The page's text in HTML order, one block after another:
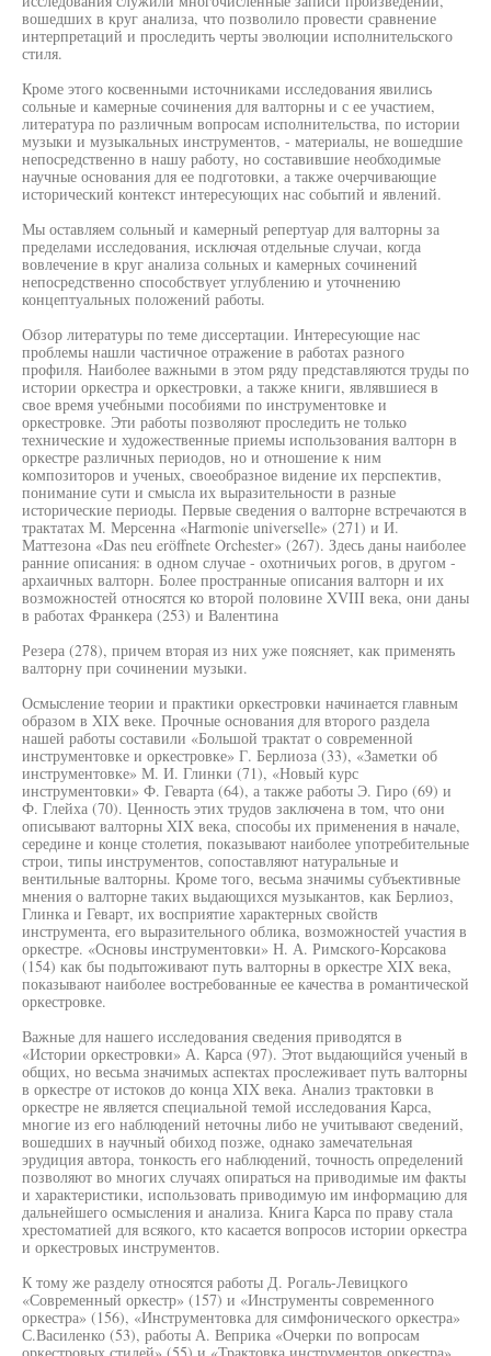
вошедших в круг анализа, что позволило провести сравнение
интерпретаций и проследить черты эволюции исполнительского
стиля.
Кроме этого косвенными источниками исследования явились
сольные и камерные сочинения для валторны и с ее участием,
литература по различным вопросам исполнительства, по истории
музыки и музыкальных инструментов, - материалы, не вошедшие
непосредственно в нашу работу, но составившие необходимые
научные основания для ее подготовки, а также очерчивающие
исторический контекст интересующих нас событий и явлений.
Мы оставляем сольный и камерный репертуар для валторны за
пределами исследования, исключая отдельные случаи, когда
вовлечение в круг анализа сольных и камерных сочинений
непосредственно способствует углублению и уточнению
концептуальных положений работы.
Обзор литературы по теме диссертации. Интересующие нас
проблемы нашли частичное отражение в работах разного
профиля. Наиболее важными в этом ряду представляются труды по
истории оркестра и оркестровки, а также книги, являвшиеся в
свое время учебными пособиями по инструментовке и
оркестровке. Эти работы позволяют проследить не только
технические и художественные приемы использования валторн в
оркестре различных периодов, но и отношение к ним
композиторов и ученых, своеобразное видение их перспектив,
понимание сути и смысла их выразительности в разные
исторические периоды. Первые сведения о валторне встречаются в
трактатах М. Мерсенна «Harmonie universelle» (271) и И.
Маттезона «Das neu eröffnete Orchester» (267). Здесь даны наиболее
ранние описания: в одном случае - охотничьих рогов, в другом -
архаичных валторн. Более пространные описания валторн и их
возможностей относятся ко второй половине XVIII века, они даны
в работах Франкера (253) и Валентина
Резера (278), причем вторая из них уже поясняет, как применять
валторну при сочинении музыки.
Осмысление теории и практики оркестровки начинается главным
образом в XIX веке. Прочные основания для второго раздела
нашей работы составили «Большой трактат о современной
инструментовке и оркестровке» Г. Берлиоза (33), «Заметки об
инструментовке» М. И. Глинки (71), «Новый курс
инструментовки» Ф. Геварта (64), а также работы Э. Гиро (69) и
Ф. Глейха (70). Ценность этих трудов заключена в том, что они
описывают валторны XIX века, способы их применения в начале,
середине и конце столетия, показывают наиболее употребительные
строи, типы инструментов, сопоставляют натуральные и
вентильные валторны. Кроме того, весьма значимы субъективные
мнения о валторне таких выдающихся музыкантов, как Берлиоз,
Глинка и Геварт, их восприятие характерных свойств
инструмента, его выразительного облика, возможностей участия в
оркестре. «Основы инструментовки» Н. А. Римского-Корсакова
(154) как бы подытоживают путь валторны в оркестре XIX века,
показывают наиболее востребованные ее качества в романтической
оркестровке.
Важные для нашего исследования сведения приводятся в
«Истории оркестровки» А. Карса (97). Этот выдающийся ученый в
общих, но весьма значимых аспектах прослеживает путь валторны
в оркестре от истоков до конца XIX века. Анализ трактовки в
оркестре не является специальной темой исследования Карса,
многие из его наблюдений неточны либо не учитывают сведений,
вошедших в научный обиход позже, однако замечательная
эрудиция автора, тонкость его наблюдений, точность определений
позволяют во многих случаях опираться на приводимые им факты
и характеристики, использовать приводимую им информацию для
дальнейшего осмысления и анализа. Книга Карса по праву стала
хрестоматией для всякого, кто касается вопросов истории оркестра
и оркестровых инструментов.
К тому же разделу относятся работы Д. Рогаль-Левицкого
«Современный оркестр» (157) и «Инструменты современного
оркестра» (156), «Инструментовка для симфонического оркестра»
С.Василенко (53), работы А. Веприка «Очерки по вопросам